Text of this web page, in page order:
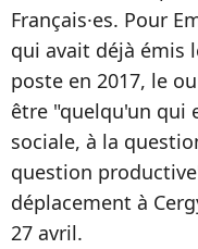
Français·es. Pour
qui avait déjà émis
poste en 2017, le
être "quelqu'un qui
sociale, à la
question
déplacement à
27 avril.